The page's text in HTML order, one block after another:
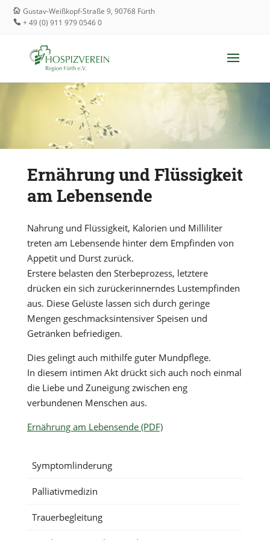
Gustav-Weißkopf-Straße 9, 90768 Fürth
+ 49 (0) 911 979 0546 0
Symptomlinderung
Palliativmedizin
Trauerbegleitung
Ernährung und Flüssigkeit
am Lebensende
Nahrung und Flüssigkeit, Kalorien und Milliliter
treten am Lebensende hinter dem Empfinden von
Appetit und Durst zurück.
Erstere belasten den Sterbeprozess, letztere
drücken ein sich zurückerinnerndes Lustempfinden
aus. Diese Gelüste lassen sich durch geringe
Mengen geschmacksintensiver Speisen und
Getränken befriedigen.
Dies gelingt auch mithilfe guter Mundpflege.
In diesem intimen Akt drückt sich auch noch einmal
die Liebe und Zuneigung zwischen eng
verbundenen Menschen aus.
Ernährung am Lebensende (PDF)